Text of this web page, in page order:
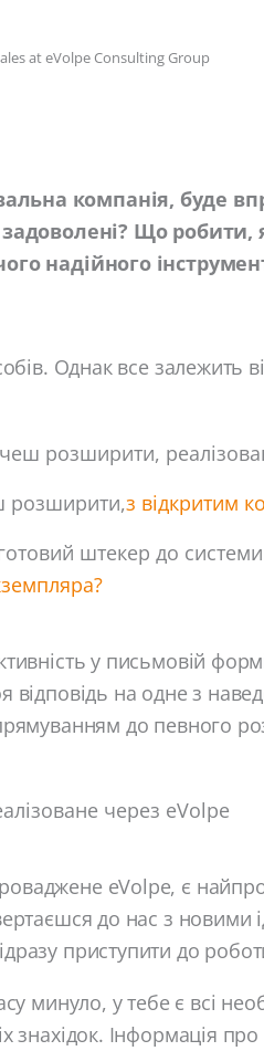
ateVolpe Consulting Group
компанія, буде
задоволені? Що
надійного
Однак все залежить
розширити,
розширити,з відкритим
штекер до системи
у письмовій
на одне з
до певного
через eVolpe
eVolpe, є
до нас з новими
приступити до
минуло, у тебе є всі
знахідок. Інформація